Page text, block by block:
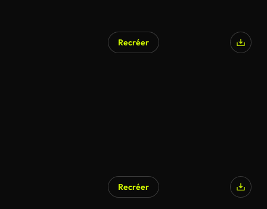
Recréer
Recréer